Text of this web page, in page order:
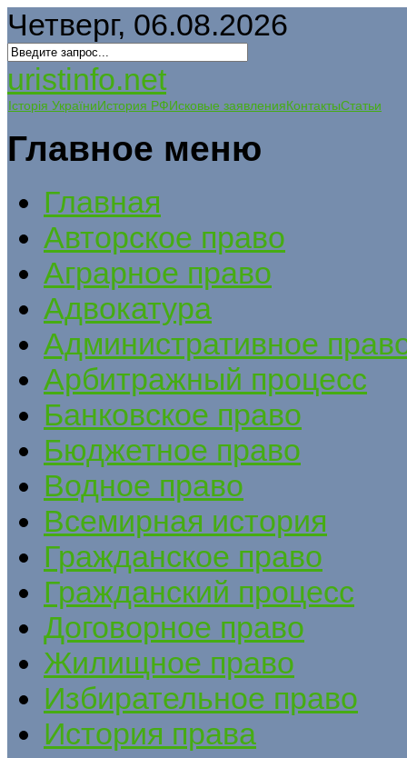
Четверг, 06.08.2026
uristinfo.net
Історія УкраїниИстория РФИсковые заявленияКонтактыСтатьи
Главное меню
Главная
Авторское право
Аграрное право
Адвокатура
Административное
Арбитражный процесс
Банковское право
Бюджетное право
Водное право
Всемирная история
Гражданское право
Гражданский процесс
Договорное право
Жилищное право
Избирательное право
История права